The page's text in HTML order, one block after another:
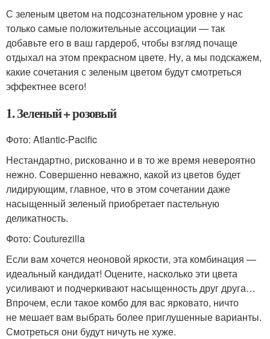
С зеленым цветом на подсознательном уровне у нас
только самые положительные ассоциации — так
добавьте его в ваш гардероб, чтобы взгляд почаще
отдыхал на этом прекрасном цвете. Ну, а мы подскажем,
какие сочетания с зеленым цветом будут смотреться
эффектнее всего!
1. Зеленый + розовый
Фото: Atlantic-Pacific
Нестандартно, рискованно и в то же время невероятно
нежно. Совершенно неважно, какой из цветов будет
лидирующим, главное, что в этом сочетании даже
насыщенный зеленый приобретает пастельную
деликатность.
Фото: Couturezilla
Если вам хочется неоновой яркости, эта комбинация —
идеальный кандидат! Оцените, насколько эти цвета
усиливают и подчеркивают насыщенность друг друга…
Впрочем, если такое комбо для вас ярковато, ничто
не мешает вам выбрать более приглушенные варианты.
Смотреться они будут ничуть не хуже.